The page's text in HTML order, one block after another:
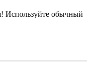
Используйте обычный